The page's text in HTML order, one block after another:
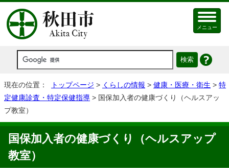
メニュー
現在の位置： トップページ > くらしの情報 > 健康・医療・衛生 > 特
定健康診査・特定保健指導 > 国保加入者の健康づくり（ヘルスアッ
プ教室）
国保加入者の健康づくり（ヘルスアップ
教室）